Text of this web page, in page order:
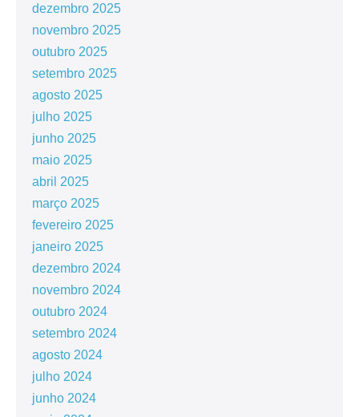
dezembro 2025
novembro 2025
outubro 2025
setembro 2025
agosto 2025
julho 2025
junho 2025
maio 2025
abril 2025
março 2025
fevereiro 2025
janeiro 2025
dezembro 2024
novembro 2024
outubro 2024
setembro 2024
agosto 2024
julho 2024
junho 2024